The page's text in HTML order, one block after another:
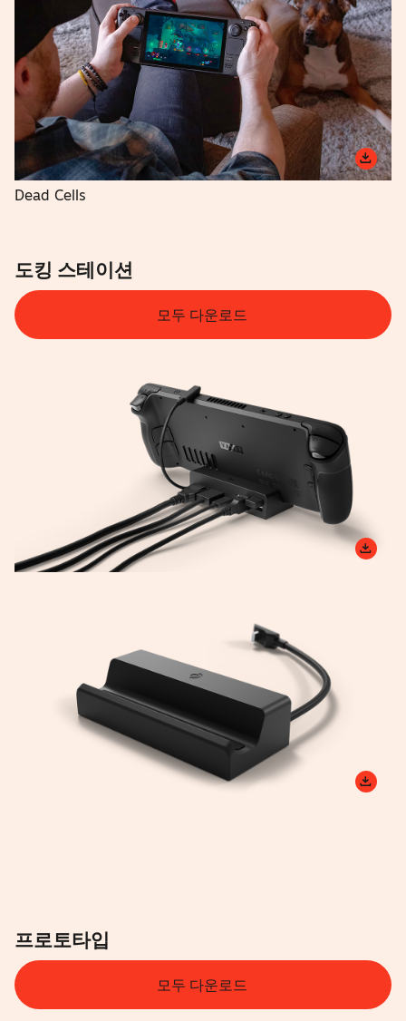
Dead Cells
도킹 스테이션
모두 다운로드
프로토타입
모두 다운로드